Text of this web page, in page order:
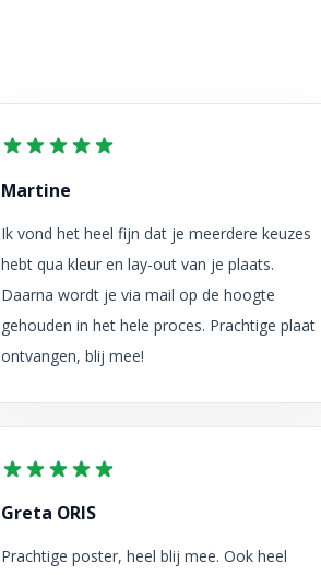
Martine
Ik vond het heel fijn dat je meerdere keuzes
hebt qua kleur en lay-out van je plaats.
Daarna wordt je via mail op de hoogte
gehouden in het hele proces. Prachtige plaat
ontvangen, blij mee!
Greta ORIS
Prachtige poster, heel blij mee. Ook heel